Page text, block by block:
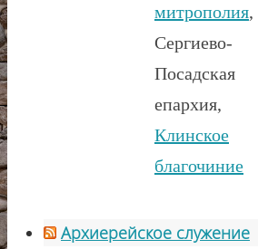
митрополия,
Сергиево-
Посадская
епархия,
Клинское
благочиние
Архиерейское служение